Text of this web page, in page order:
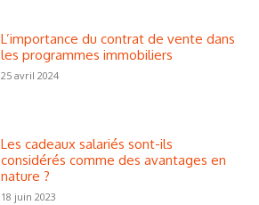
L’importance du contrat de vente dans
les programmes immobiliers
25 avril 2024
Les cadeaux salariés sont-ils
considérés comme des avantages en
nature ?
18 juin 2023